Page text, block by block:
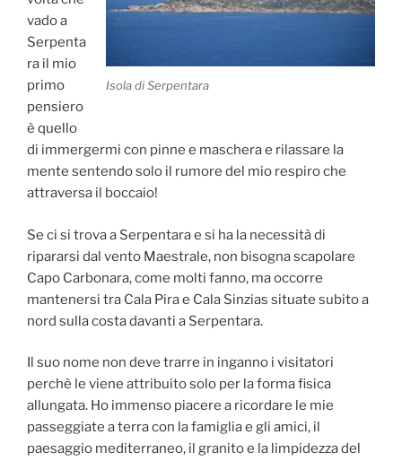
Isola di Serpentara
vado a
Serpenta
ra il mio
primo
pensiero
è quello
di immergermi con pinne e maschera e rilassare la
mente sentendo solo il rumore del mio respiro che
attraversa il boccaio!
Se ci si trova a Serpentara e si ha la necessità di
ripararsi dal vento Maestrale, non bisogna scapolare
Capo Carbonara, come molti fanno, ma occorre
mantenersi tra Cala Pira e Cala Sinzias situate subito a
nord sulla costa davanti a Serpentara.
Il suo nome non deve trarre in inganno i visitatori
perchè le viene attribuito solo per la forma fisica
allungata. Ho immenso piacere a ricordare le mie
passeggiate a terra con la famiglia e gli amici, il
paesaggio mediterraneo, il granito e la limpidezza del